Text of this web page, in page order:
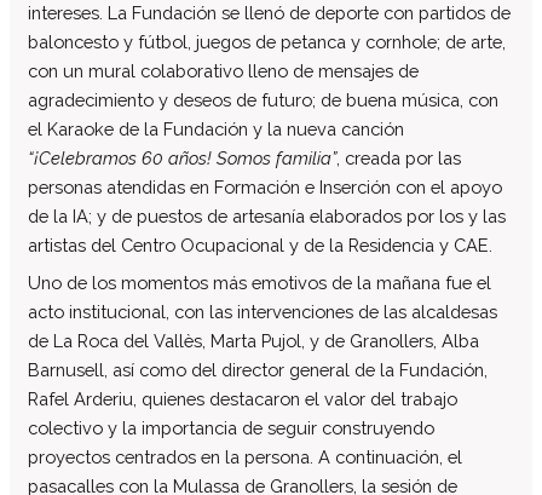
Servicio de Vivienda
Casa Empúries
Formación
Edificio de Rehabilitación Funcional
Servicios a empresas
Centro Especial de Trabajo
Manipulados Industriales
Jardinería
Limpieza
Lavandería
Catering
Servicios Generales
Practicas e inserción laboral
intereses. La Fundación se llenó de deporte con partidos de
baloncesto y fútbol, juegos de petanca y cornhole; de arte,
con un mural colaborativo lleno de mensajes de
agradecimiento y deseos de futuro; de buena música, con
el Karaoke de la Fundación y la nueva canción
“¡Celebramos 60 años! Somos familia”, creada por las
personas atendidas en Formación e Inserción con el apoyo
de la IA; y de puestos de artesanía elaborados por los y las
artistas del Centro Ocupacional y de la Residencia y CAE.
Uno de los momentos más emotivos de la mañana fue el
acto institucional, con las intervenciones de las alcaldesas
de La Roca del Vallès, Marta Pujol, y de Granollers, Alba
Barnusell, así como del director general de la Fundación,
Rafel Arderiu, quienes destacaron el valor del trabajo
colectivo y la importancia de seguir construyendo
proyectos centrados en la persona. A continuación, el
pasacalles con la Mulassa de Granollers, la sesión de